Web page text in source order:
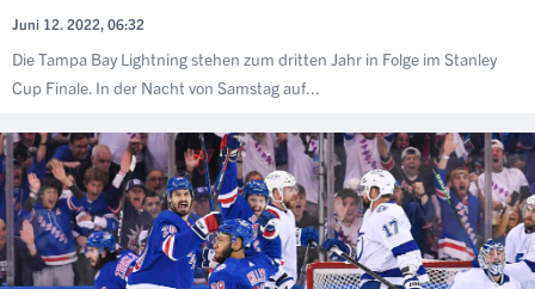
Juni 12. 2022, 06:32
Die Tampa Bay Lightning stehen zum dritten Jahr in Folge im Stanley
Cup Finale. In der Nacht von Samstag auf...